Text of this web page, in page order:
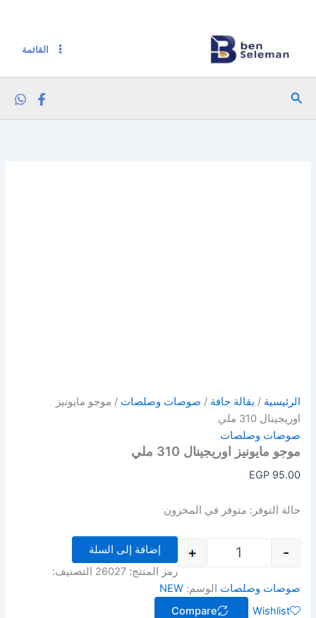
القائمة
البحث
الرئيسية / بقالة جافة / صوصات وصلصات / موجو مايونيز
اوريجينال 310 ملي
صوصات وصلصات
موجو مايونيز اوريجينال 310 ملي
EGP95.00
حالة التوفر: متوفر في المخزون
-
+
إضافة إلى السلة
رمز المنتج:26027
التصنيف:
صوصات وصلصات
الوسم:NEW
Wishlist
Compare